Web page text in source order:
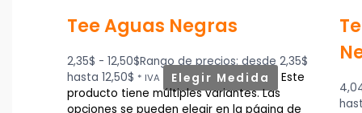
Tee Aguas Negras
2,35$ - 12,50$Rango de precios: desde 2,35$
hasta 12,50$ * IVA Elegir Medida
Este
producto tiene múltiples variantes. Las
opciones se pueden elegir en la página de